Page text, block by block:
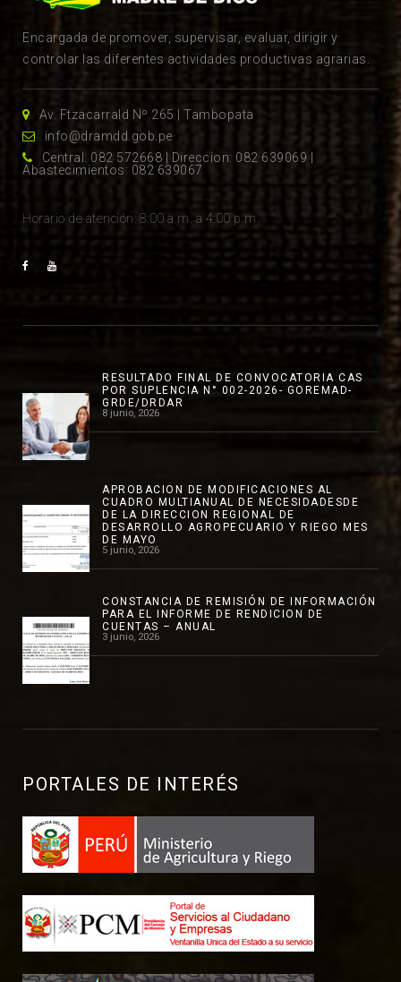
Encargada de promover, supervisar, evaluar, dirigir y
controlar las diferentes actividades productivas agrarias.
Av. Ftzacarrald Nº 265 | Tambopata
info@dramdd.gob.pe
Central: 082 572668 | Direccion: 082 639069 |
Abastecimientos: 082 639067
Horario de atención: 8:00 a.m. a 4:00 p.m.
RESULTADO FINAL DE CONVOCATORIA CAS
POR SUPLENCIA N° 002-2026- GOREMAD-
GRDE/DRDAR
8 junio, 2026
APROBACION DE MODIFICACIONES AL
CUADRO MULTIANUAL DE NECESIDADESDE
DE LA DIRECCION REGIONAL DE
DESARROLLO AGROPECUARIO Y RIEGO MES
DE MAYO
5 junio, 2026
CONSTANCIA DE REMISIÓN DE INFORMACIÓN
PARA EL INFORME DE RENDICION DE
CUENTAS – ANUAL
3 junio, 2026
PORTALES DE INTERÉS